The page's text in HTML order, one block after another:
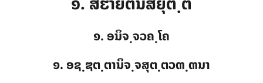
໑. ອນິຈ຺ຈວຄ຺ໂຄ
໑. ອຊ຺ຌຕ຺ຕານິຈ຺ຈສຸຕ຺ຕວຓ຺ຓນາ